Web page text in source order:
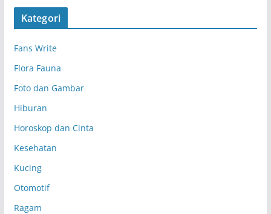
s
Kategori
Fans Write
Flora Fauna
Foto dan Gambar
Hiburan
Horoskop dan Cinta
Kesehatan
Kucing
Otomotif
Ragam